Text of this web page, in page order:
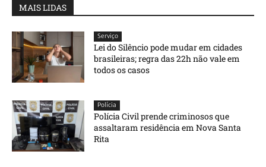
MAIS LIDAS
Serviço
Lei do Silêncio pode mudar em cidades
brasileiras; regra das 22h não vale em
todos os casos
Polícia
Polícia Civil prende criminosos que
assaltaram residência em Nova Santa
Rita